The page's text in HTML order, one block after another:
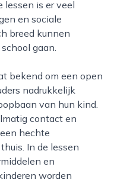
lessen is er veel
en sociale
breed kunnen
gaan.
nadrukkelijk
van hun kind.
contact en
hechte
In de lessen
en
worden